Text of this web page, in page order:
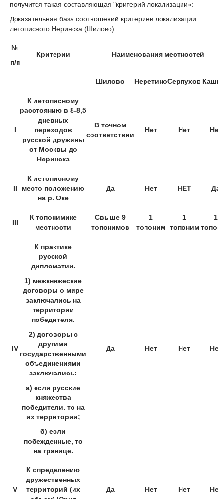
получится такая составляющая "критерий локализации»:
Доказательная база соотношений критериев локализации
летописного Неринска (Шилово).
№
п/п
Критерии Наименования местностей
Шилово НеретиноСерпухов
I
К летописному
расстоянию в 8-8,5
дневных
переходов
русской дружины
от Москвы до
Неринска
В точном
соответствии
Нет Нет
II
К летописному
место положению
на р. Оке
Да Нет НЕТ
III
К топонимике
местности
Свыше 9
топонимов
1
топоним
1
топоним
1
IV
К практике
русской
дипломатии.
1) межкняжеские
договоры о мире
заключались на
территории
победителя.
2) договоры с
другими
государственными
объединениями
заключались:
а) если русские
княжества
победители, то на
их территории;
б) если
побежденные, то
на границе.
Да Нет Нет
V
К определению
дружественных
территорий (их
Да Нет Нет